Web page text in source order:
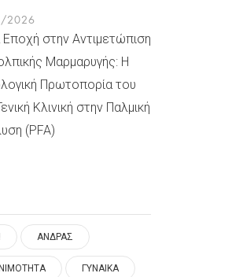
2026
στην Αντιμετώπιση
Μαρμαρυγής: Η
Πρωτοπορία του
Κλινική στην Παλμική
(PFA)
ΑΝΔΡΑΣ
ΓΥΝΑΙΚΑ